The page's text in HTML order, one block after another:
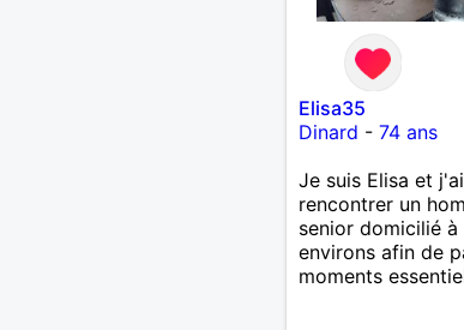
Elisa35
Dinard - 74 ans
Je suis Elisa et
rencontrer un
senior domicilié
environs afin de
moments